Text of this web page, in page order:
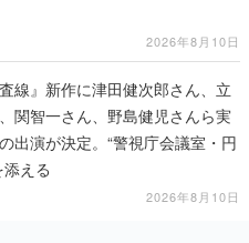
2026年8月10日
査線』新作に津田健次郎さん、立
関智一さん、野島健児さんら実
出演が決定。“警視庁会議室・円
える
2026年8月10日